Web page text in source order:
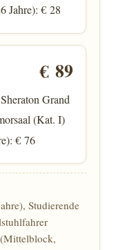
Jahre): € 28
€ 89
Grand
(Kat. I)
€ 76
Studierende